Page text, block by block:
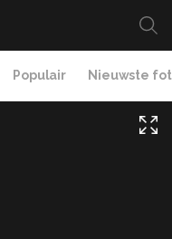
Populair Nieuwste